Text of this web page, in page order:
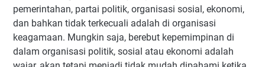
pemerintahan, partai politik, organisasi sosial, ekonomi,
dan bahkan tidak terkecuali adalah di organisasi
keagamaan. Mungkin saja, berebut kepemimpinan di
dalam organisasi politik, sosial atau ekonomi adalah